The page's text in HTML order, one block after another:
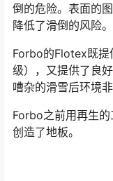
倒的危险。表面的
降低了滑倒的风险。
Forbo的Flotex既提
级），又提供了良
嘈杂的滑雪后环境非
Forbo之前用再生
创造了地板。